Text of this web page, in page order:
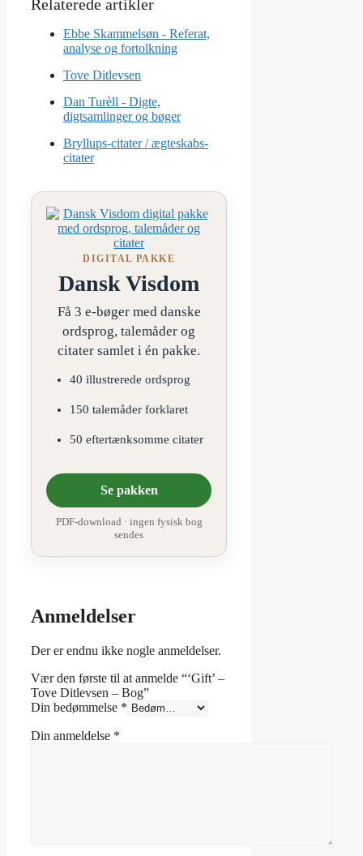
Ebbe Skammelsøn - Referat,
analyse og fortolkning
Tove Ditlevsen
Dan Turèll - Digte,
digtsamlinger og bøger
Bryllups-citater / ægteskabs-
citater
DIGITAL PAKKE
Dansk Visdom
Få 3 e-bøger med danske
ordsprog, talemåder og
citater samlet i én pakke.
40 illustrerede ordsprog
150 talemåder forklaret
50 eftertænksomme citater
Se pakken
PDF-download · ingen fysisk bog
sendes
Anmeldelser
Der er endnu ikke nogle anmeldelser.
Vær den første til at anmelde “‘Gift’ –
Tove Ditlevsen – Bog”
Din bedømmelse *
Din anmeldelse *